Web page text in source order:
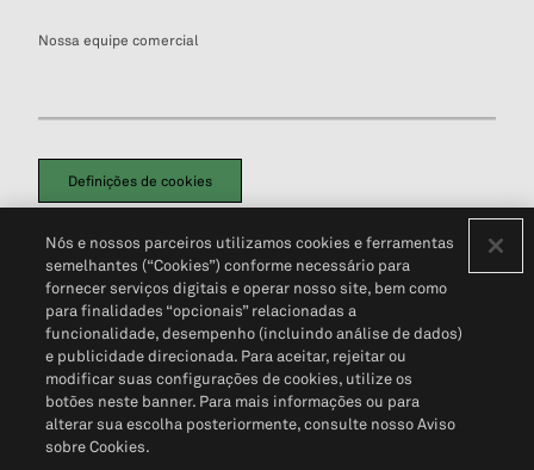
Nossa equipe comercial
Definições de cookies
Política de PrivacidadePortal de privacidade do cliente (em inglês)
Não Venda Minhas Informações Pessoais© 2026 S&P Global
Nós e nossos parceiros utilizamos cookies e ferramentas
semelhantes (“Cookies”) conforme necessário para
fornecer serviços digitais e operar nosso site, bem como
para finalidades “opcionais” relacionadas a
funcionalidade, desempenho (incluindo análise de dados)
e publicidade direcionada. Para aceitar, rejeitar ou
modificar suas configurações de cookies, utilize os
botões neste banner. Para mais informações ou para
alterar sua escolha posteriormente, consulte nosso Aviso
sobre Cookies.